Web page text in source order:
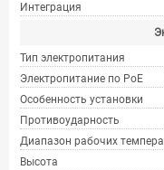
Интеграция
Тип электропитания
Электропитание по PoE
Особенность установки
Противоударность
Диапазон рабочих
Высота